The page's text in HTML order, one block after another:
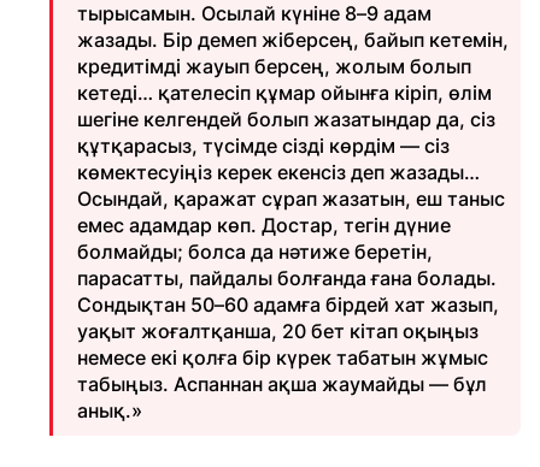
тырысамын. Осылай күніне 8–9 адам
жазады. Бір демеп жіберсең, байып кетемін,
кредитімді жауып берсең, жолым болып
кетеді… қателесіп құмар ойынға кіріп, өлім
шегіне келгендей болып жазатындар да, сіз
құтқарасыз, түсімде сізді көрдім — сіз
көмектесуіңіз керек екенсіз деп жазады…
Осындай, қаражат сұрап жазатын, еш таныс
емес адамдар көп. Достар, тегін дүние
болмайды; болса да нәтиже беретін,
парасатты, пайдалы болғанда ғана болады.
Сондықтан 50–60 адамға бірдей хат жазып,
уақыт жоғалтқанша, 20 бет кітап оқыңыз
немесе екі қолға бір күрек табатын жұмыс
табыңыз. Аспаннан ақша жаумайды — бұл
анық.»